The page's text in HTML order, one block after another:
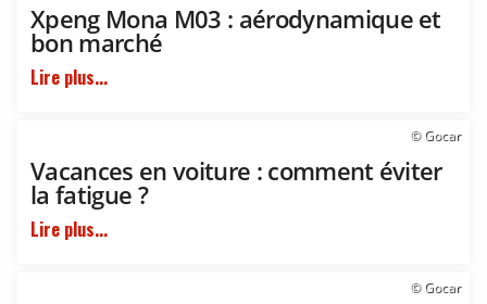
Xpeng Mona M03 : aérodynamique et
bon marché
Lire plus...
© Gocar
Vacances en voiture : comment éviter
la fatigue ?
Lire plus...
© Gocar